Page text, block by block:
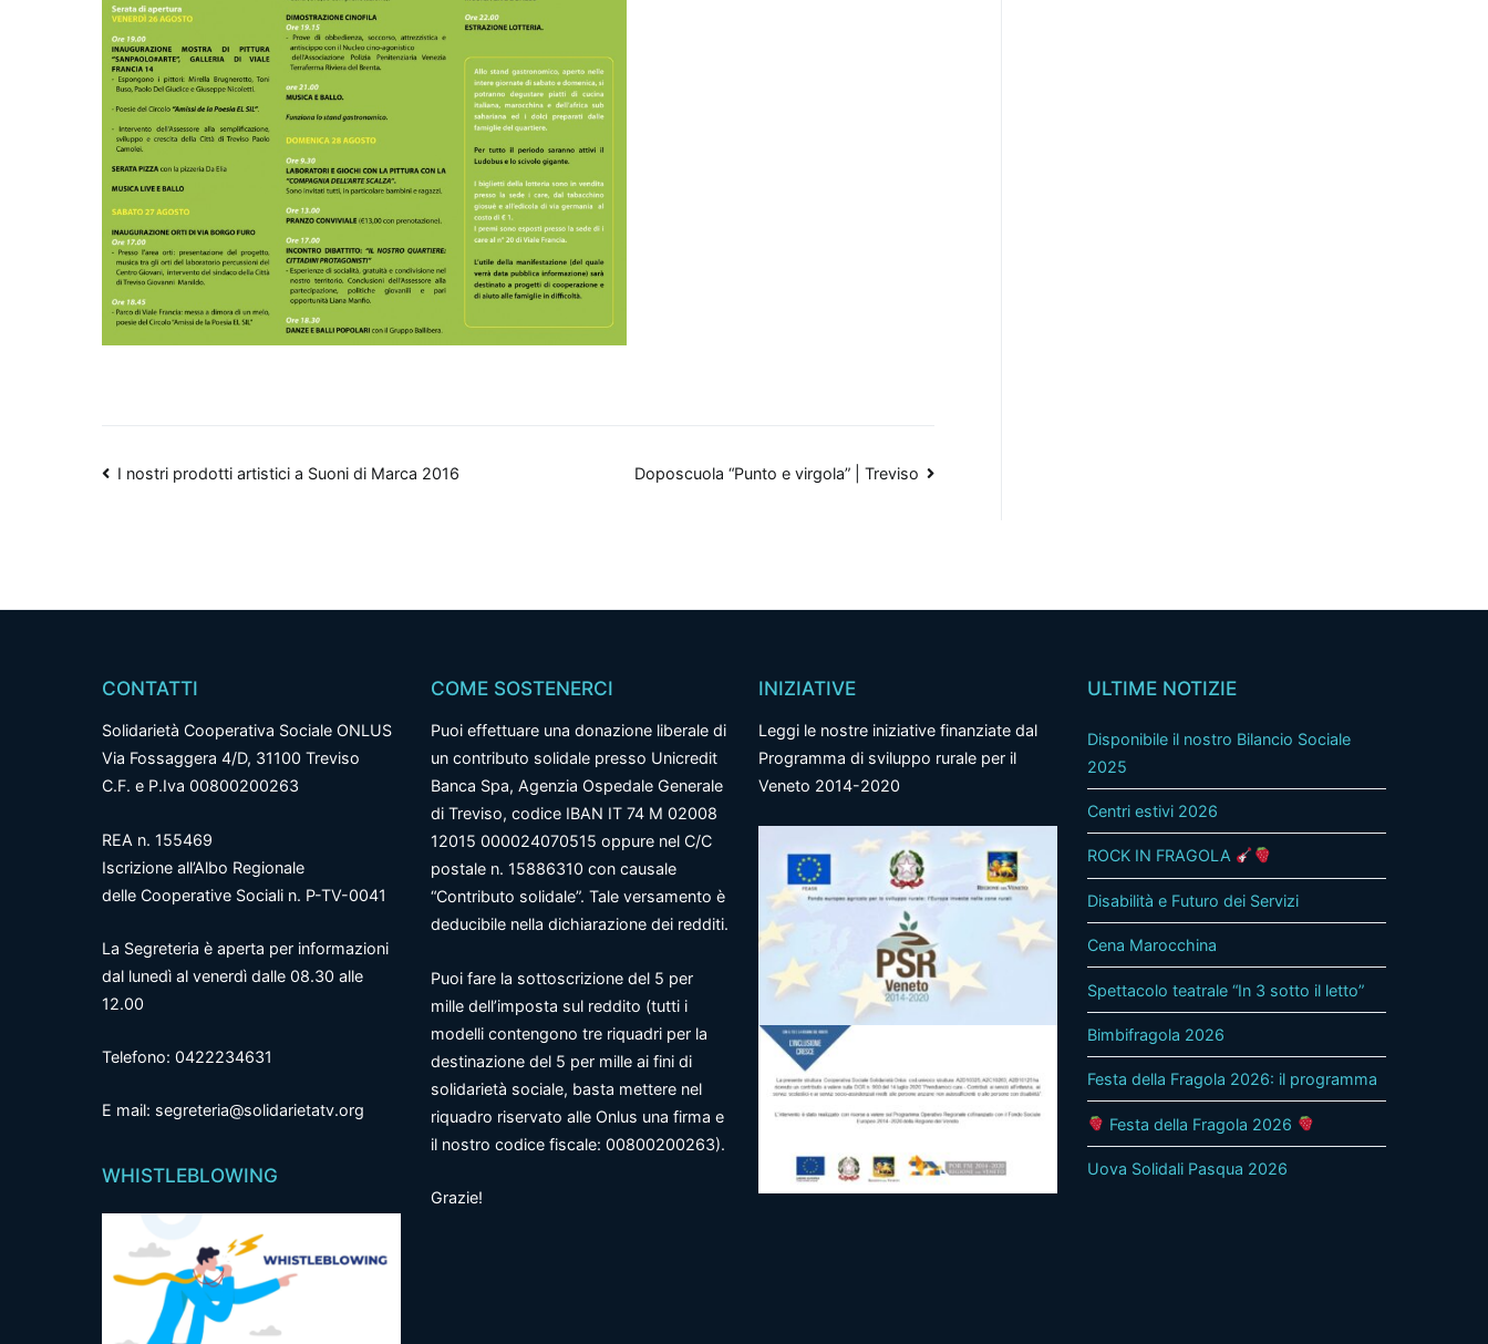
Navigazione
I nostri prodotti artistici a Suoni di Marca 2016 Doposcuola “Punto e virgola” | Treviso
CONTATTI
Solidarietà Cooperativa Sociale ONLUS
Via Fossaggera 4/D, 31100 Treviso
C.F. e P.Iva 00800200263
REA n. 155469
Iscrizione all’Albo Regionale
delle Cooperative Sociali n. P-TV-0041
La Segreteria è aperta per informazioni
dal lunedì al venerdì dalle 08.30 alle
12.00
Telefono: 0422234631
E mail: segreteria@solidarietatv.org
WHISTLEBLOWING
COME SOSTENERCI
Puoi effettuare una donazione liberale di
un contributo solidale presso Unicredit
Banca Spa, Agenzia Ospedale Generale
di Treviso, codice IBAN IT 74 M 02008
12015 000024070515 oppure nel C/C
postale n. 15886310 con causale
“Contributo solidale”. Tale versamento è
deducibile nella dichiarazione dei redditi.
Puoi fare la sottoscrizione del 5 per
mille dell’imposta sul reddito (tutti i
modelli contengono tre riquadri per la
destinazione del 5 per mille ai fini di
solidarietà sociale, basta mettere nel
riquadro riservato alle Onlus una firma e
il nostro codice fiscale: 00800200263).
Grazie!
INIZIATIVE
Leggi le nostre iniziative finanziate dal
Programma di sviluppo rurale per il
Veneto 2014-2020
ULTIME NOTIZIE
Disponibile il nostro Bilancio Sociale
2025
Centri estivi 2026
ROCK IN FRAGOLA
Disabilità e Futuro dei Servizi
Cena Marocchina
Spettacolo teatrale “In 3 sotto il letto”
Bimbifragola 2026
Festa della Fragola 2026: il programma
Festa della Fragola 2026
Uova Solidali Pasqua 2026